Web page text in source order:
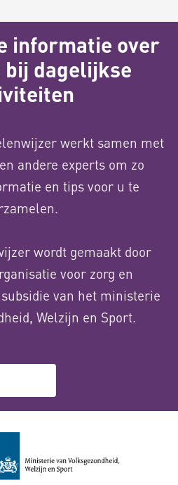
informatie over
dagelijkse
werkt samen met
andere experts om zo
en tips voor u te
wordt gemaakt door
voor zorg en
van het ministerie
Welzijn en Sport.